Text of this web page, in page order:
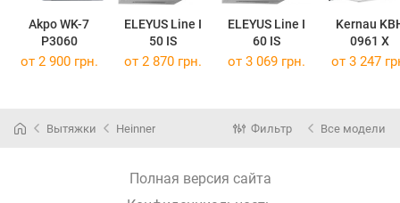
Akpo WK-7
P3060
ELEYUS Line I
50 IS
ELEYUS Line I
60 IS
Kernau
0961 X
от 2 900 грн. от 2 870 грн. от 3 069 грн. от 3 247
Вытяжки Heinner Фильтр Все модели
Полная версия сайта